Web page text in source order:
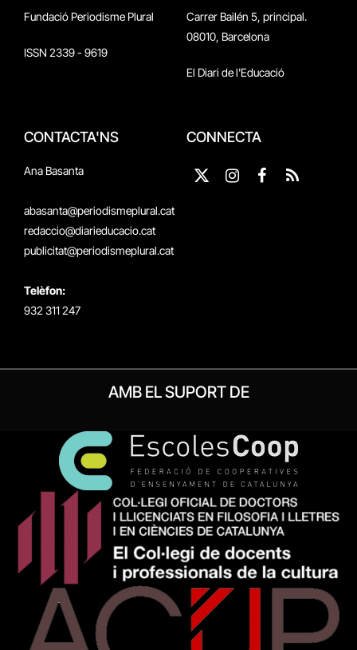
Fundació Periodisme Plural
ISSN 2339 - 9619
Carrer Bailén 5, principal.
08010, Barcelona
El Diari de l'Educació
CONTACTA'NS
Ana Basanta
abasanta@periodismeplural.cat
redaccio@diarieducacio.cat
publicitat@periodismeplural.cat
Telèfon:
932 311 247
CONNECTA
X
Instagram
Facebook
RSS
AMB EL SUPORT DE